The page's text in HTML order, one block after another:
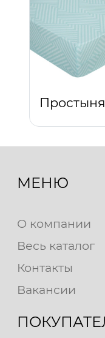
МЕНЮ
О компании
Весь каталог
Контакты
Вакансии